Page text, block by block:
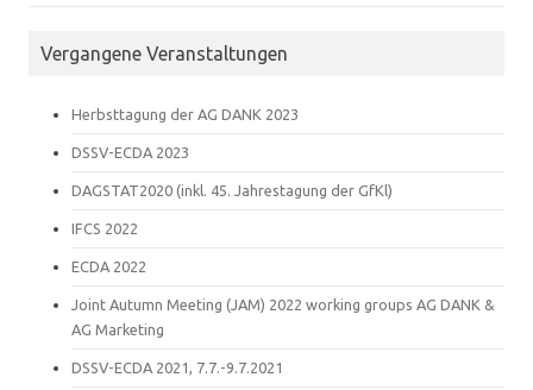
Vergangene Veranstaltungen
Herbsttagung der AG DANK 2023
DSSV-ECDA 2023
DAGSTAT2020 (inkl. 45. Jahrestagung der GfKl)
IFCS 2022
ECDA 2022
Joint Autumn Meeting (JAM) 2022 working groups AG DANK &
AG Marketing
DSSV-ECDA 2021, 7.7.-9.7.2021